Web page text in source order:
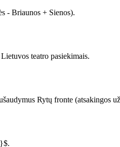
- Briaunos + Sienos).
teatro pasiekimais.
Rytų fronte (atsakingos